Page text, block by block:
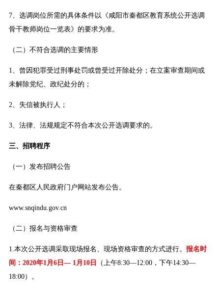
7、选调岗位所需的具体条件以《咸阳市秦都区教育系统公开选调
骨干教师岗位一览表》的要求为准。
（二）不符合选调的主要情形
1、曾因犯罪受过刑事处罚或曾受过开除处分；在立案审查期间或
未解除党纪、政纪处分的；
2、失信被执行人；
3、法律、法规规定不符合本次公开选调要求的。
三、招聘程序
（一）发布招聘公告
在秦都区人民政府门户网站发布公告。
www.snqindu.gov.cn
（二）报名与资格审查
1.本次公开选调采取现场报名、现场资格审查的方式进行。 报名时
间：2020年1月6日— 1月10日
（上午8:30—12:00，下午14:30—
18:00）。